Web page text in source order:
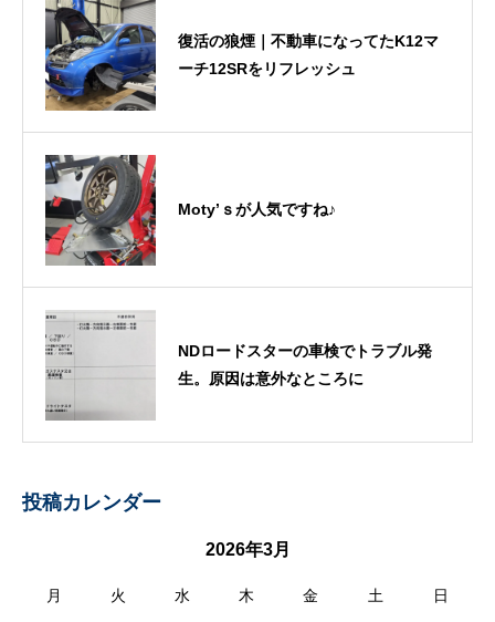
復活の狼煙｜不動車になってたK12マ
ーチ12SRをリフレッシュ
Moty’ｓが人気ですね♪
NDロードスターの車検でトラブル発
生。原因は意外なところに
投稿カレンダー
2026年3月
月 火 水 木 金 土 日